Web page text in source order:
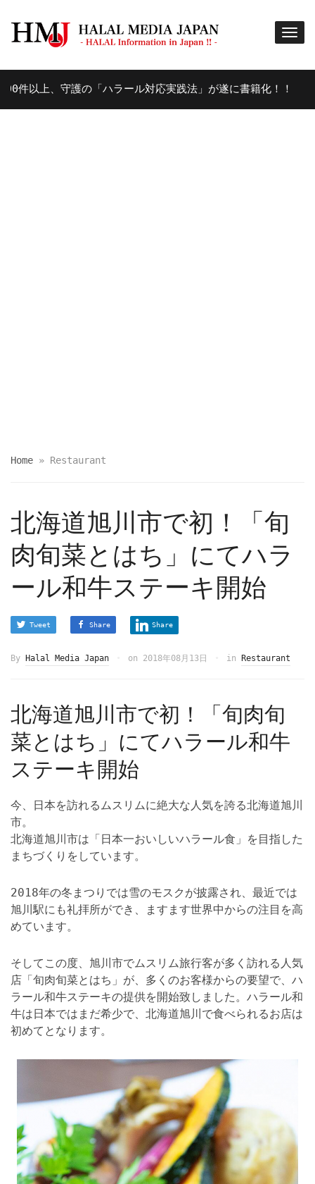
守護の「ハラール対応実践法」が遂に書籍化！！ 8年 AGO
Home » Restaurant
北海道旭川市で初！「旬
肉旬菜とはち」にてハラ
ール和牛ステーキ開始
Tweet Share Share
By Halal Media Japan on 2018年08月13日 in Restaurant
北海道旭川市で初！「旬肉旬
菜とはち」にてハラール和牛
ステーキ開始
今、日本を訪れるムスリムに絶大な人気を誇る北海道旭川
市。
北海道旭川市は「日本一おいしいハラール食」を目指した
まちづくりをしています。
2018年の冬まつりでは雪のモスクが披露され、最近では
旭川駅にも礼拝所ができ、ますます世界中からの注目を高
めています。
そしてこの度、旭川市でムスリム旅行客が多く訪れる人気
店「旬肉旬菜とはち」が、多くのお客様からの要望で、ハ
ラール和牛ステーキの提供を開始致しました。ハラール和
牛は日本ではまだ希少で、北海道旭川で食べられるお店は
初めてとなります。